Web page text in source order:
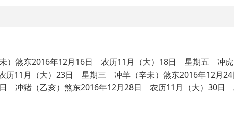
煞东2016年12月16日 农历11月（大）18日 星期五 冲虎
历11月（大）23日 星期三 冲羊（辛未）煞东2016年12
冲猪（乙亥）煞东2016年12月28日 农历11月（大）30日